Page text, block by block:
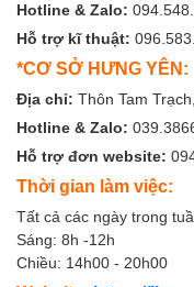
Hotline & Zalo:
Hỗ trợ kĩ thuật:
*CƠ SỞ HƯNG YÊN:
Địa chỉ: Thôn Tam
Hotline & Zalo:
Hỗ trợ đơn website:
Thời gian làm việc:
Tất cả các ngày trong
Sáng: 8h -12h
Chiều: 14h00 - 20h00